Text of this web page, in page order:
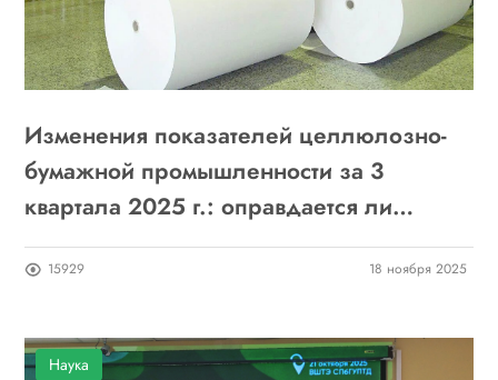
Изменения показателей целлюлозно-
бумажной промышленности за 3
квартала 2025 г.: оправдается ли
осторожный оптимизм отраслевых
предпринимателей?
15929 18 ноября 2025
Наука